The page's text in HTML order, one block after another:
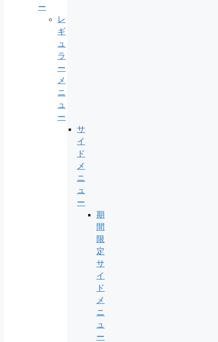
ー
レ
ギ
ュ
ラ
ー
メ
ニ
ュ
ー
サ
イ
ド
メ
ニ
ュ
ー
期
間
限
定
サ
イ
ド
メ
ニ
ュ
ー